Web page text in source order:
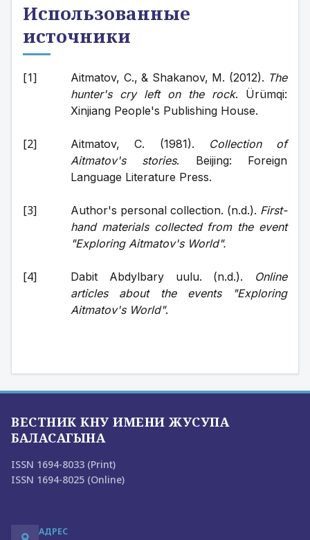
Использованные
источники
Aitmatov, C., & Shakanov, M. (2012). The
hunter's cry left on the rock. Ürümqi:
Xinjiang People's Publishing House.
Aitmatov, C. (1981).
Collection of
Aitmatov's stories. Beijing: Foreign
Language Literature Press.
Author's personal collection. (n.d.). First-
hand materials collected from the event
"Exploring Aitmatov's World".
Dabit Abdylbary uulu. (n.d.). Online
articles about the events "Exploring
Aitmatov's World".
ВЕСТНИК КНУ ИМЕНИ ЖУСУПА
БАЛАСАГЫНА
ISSN 1694-8033 (Print)
ISSN 1694-8025 (Online)
АДРЕС